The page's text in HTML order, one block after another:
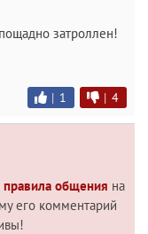
затроллен!
| 1 | 4
правила общения на
его комментарий